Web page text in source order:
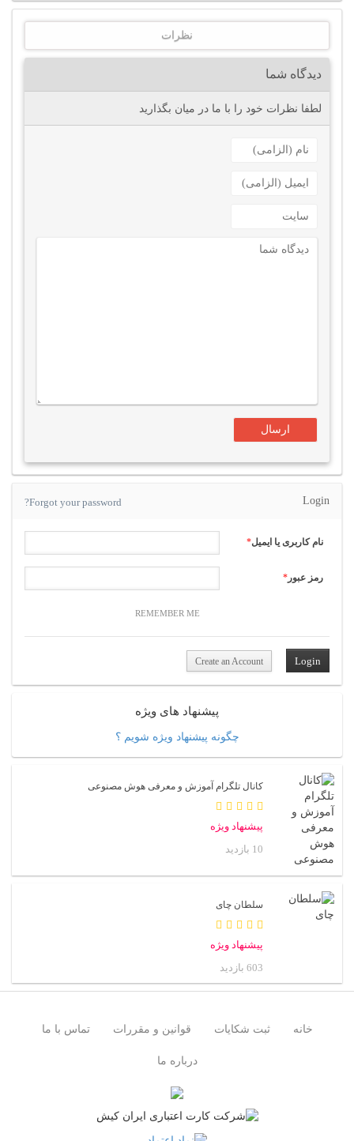
نظرات
دیدگاه شما
لطفا نظرات خود را با ما در میان بگذارید
Login
Forgot your password?
نام کاربری یا ایمیل*
رمز عبور *
REMEMBER ME
Create an Account
پیشنهاد های ویژه
چگونه پیشنهاد ویژه شویم ؟
کانال تلگرام آموزش و معرفی هوش مصنوعی
پیشنهاد ویژه
10 بازدید
سلطان چای
پیشنهاد ویژه
603 بازدید
خانه ثبت شکایات قوانین و مقررات تماس با ما
درباره ما